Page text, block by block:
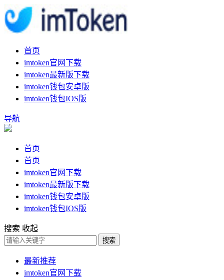
首页
imtoken官网下载
imtoken最新版下载
imtoken钱包安卓版
imtoken钱包IOS版
导航
首页
首页
imtoken官网下载
imtoken最新版下载
imtoken钱包安卓版
imtoken钱包IOS版
搜索 收起
搜索
最新推荐
imtoken官网下载